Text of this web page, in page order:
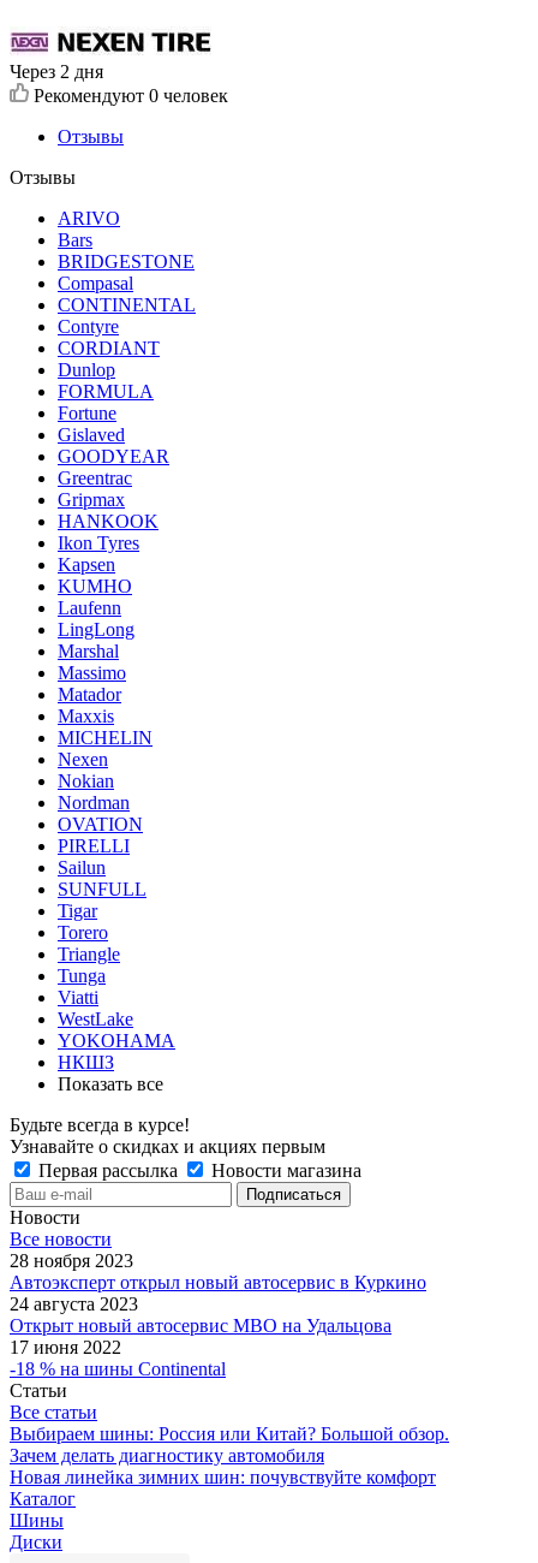
Через 2 дня
Рекомендуют 0 человек
Отзывы
Отзывы
ARIVO
Bars
BRIDGESTONE
Compasal
CONTINENTAL
Contyre
CORDIANT
Dunlop
FORMULA
Fortune
Gislaved
GOODYEAR
Greentrac
Gripmax
HANKOOK
Ikon Tyres
Kapsen
KUMHO
Laufenn
LingLong
Marshal
Massimo
Matador
Maxxis
MICHELIN
Nexen
Nokian
Nordman
OVATION
PIRELLI
Sailun
SUNFULL
Tigar
Torero
Triangle
Tunga
Viatti
WestLake
YOKOHAMA
НКШЗ
Показать все
Будьте всегда в курсе!
Узнавайте о скидках и акциях первым
Первая рассылка
Новости магазина
Новости
Все новости
28 ноября 2023
Автоэксперт открыл новый автосервис в Куркино
24 августа 2023
Открыт новый автосервис МВО на Удальцова
17 июня 2022
-18 % на шины Continental
Статьи
Все статьи
Выбираем шины: Россия или Китай? Большой обзор.
Зачем делать диагностику автомобиля
Новая линейка зимних шин: почувствуйте комфорт
Каталог
Шины
Диски